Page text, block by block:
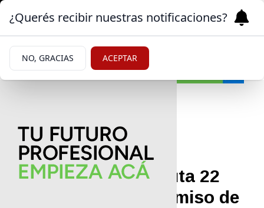
Policiales y Judiciales
08/07/2026
Un control sobre Ruta 22
terminó con el decomiso de
¿Querés recibir nuestras notificaciones?
NO, GRACIAS ACEPTAR